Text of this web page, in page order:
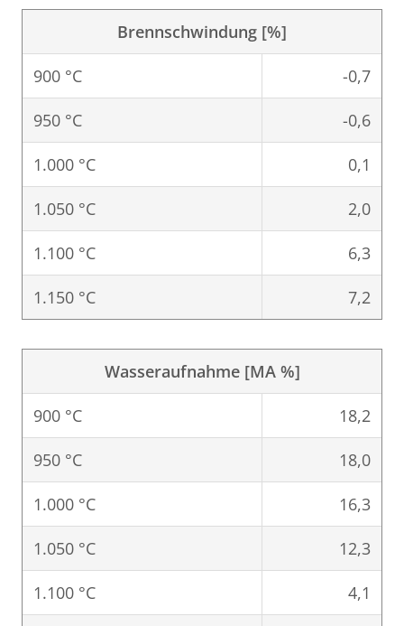
Brennschwindung [%]
900 °C -0,7
950 °C -0,6
1.000 °C 0,1
1.050 °C 2,0
1.100 °C 6,3
1.150 °C 7,2
Wasseraufnahme [MA %]
900 °C 18,2
950 °C 18,0
1.000 °C 16,3
1.050 °C 12,3
1.100 °C 4,1